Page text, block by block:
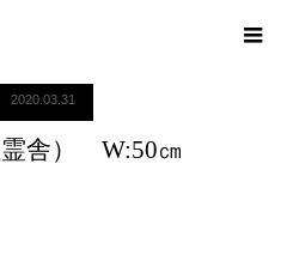
舎） 特注一社御霊舎（祖霊舎） W:50
2020.03.31
霊舎） W:50㎝